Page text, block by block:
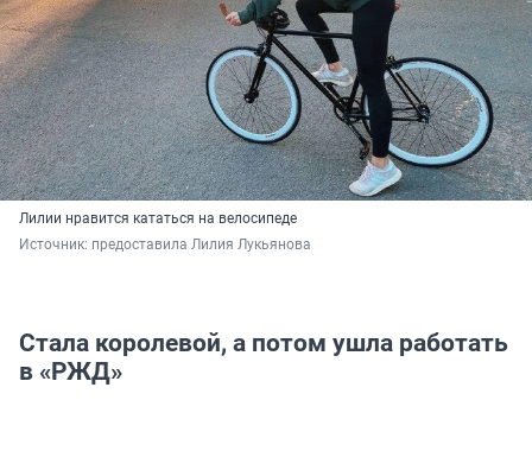
Лилии нравится кататься на велосипеде
Источник: предоставила Лилия Лукьянова
Стала королевой, а потом ушла работать
в «РЖД»